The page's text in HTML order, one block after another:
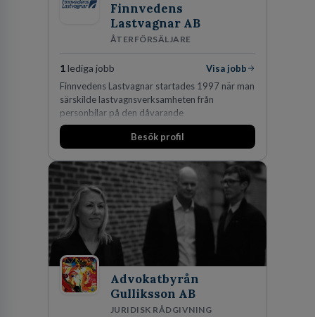
Finnvedens
Lastvagnar AB
ÅTERFÖRSÄLJARE
1lediga jobb
Visa jobb
Finnvedens Lastvagnar startades 1997 när man
särskilde lastvagnsverksamheten från
personbilar på den dåvarande
huvudanläggningen i Värnamo. Sedan dess har
man expanderat kraftigt genom ett antal
den största privata återförsäljaren av Volvo
Lastvagnar och finns representerade på 20
orter i södra Sverige.
Besök profil
Advokatbyrån
Gulliksson AB
JURIDISK RÅDGIVNING